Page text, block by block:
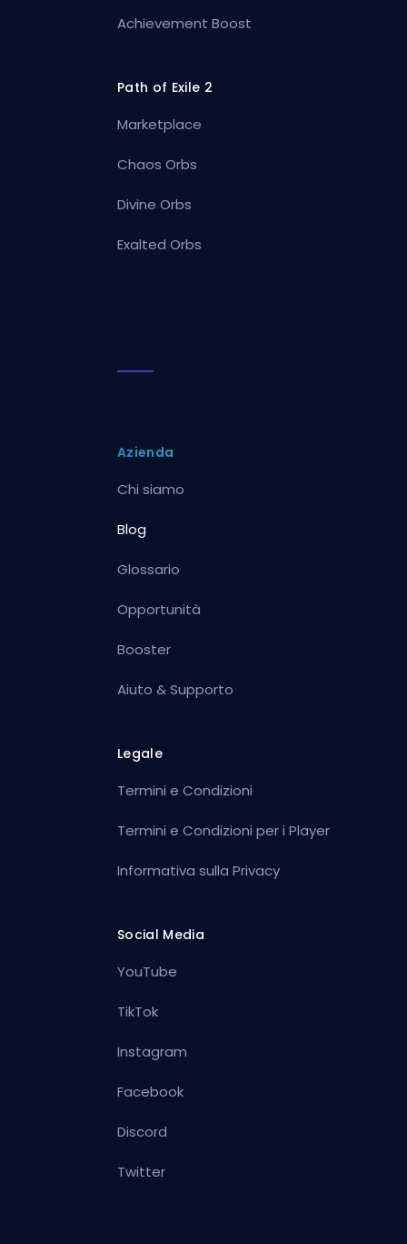
Achievement Boost
Path of Exile 2
Marketplace
Chaos Orbs
Divine Orbs
Exalted Orbs
Azienda
Chi siamo
Blog
Glossario
Opportunità
Booster
Aiuto & Supporto
Legale
Termini e Condizioni
Termini e Condizioni per i Player
Informativa sulla Privacy
Social Media
YouTube
TikTok
Instagram
Facebook
Discord
Twitter